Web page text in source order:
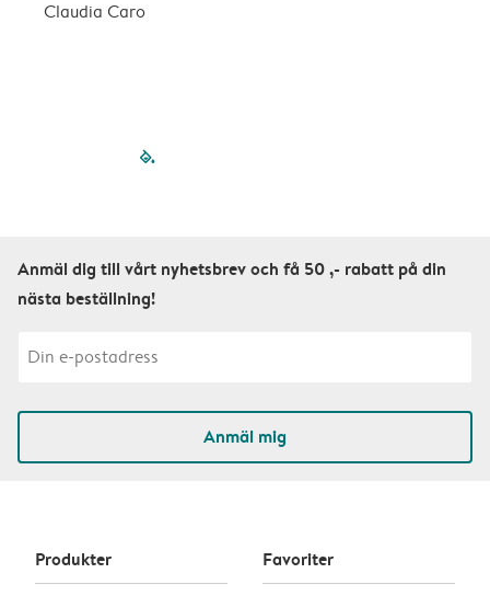
Claudia Caro
filled-pagination
Anmäl dig till vårt nyhetsbrev och få 50 ,- rabatt på din
nästa beställning!
Anmäl mig
Produkter Favoriter